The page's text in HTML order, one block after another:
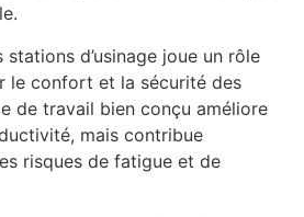
stations d’usinage joue un rôle
le confort et la sécurité des
de travail bien conçu améliore
mais contribue
risques de fatigue et de